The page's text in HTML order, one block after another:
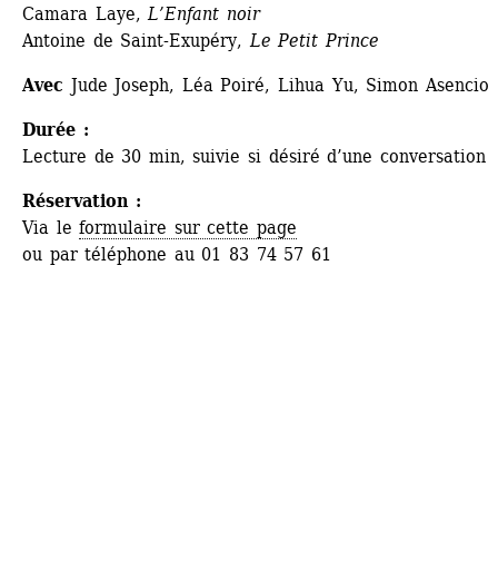
Camara Laye, L’Enfant noir
Antoine de Saint-Exupéry, Le Petit Prince
Avec Jude Joseph, Léa Poiré, Lihua Yu, Simon Asencio
Durée :
Lecture de 30 min, suivie si désiré d’une conversation
Réservation :
Via le formulaire sur cette page
ou par téléphone au 01 83 74 57 61